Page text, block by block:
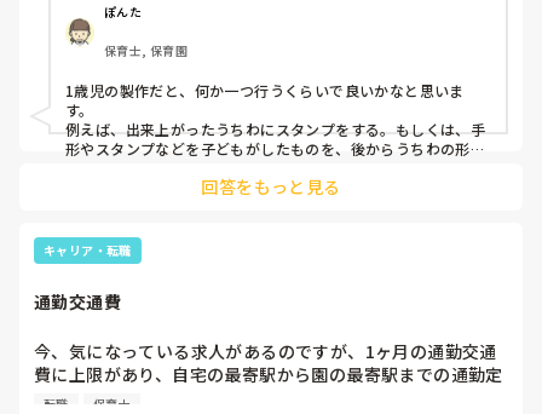
ぽんた
保育士, 保育園
1歳児の製作だと、何か一つ行うくらいで良いかなと思いま
す。
例えば、出来上がったうちわにスタンプをする。もしくは、手
形やスタンプなどを子どもがしたものを、後からうちわの形に
雨遊び、氷遊び、など間食遊びをたくさん行っています。
す！いつもと違うおもちゃ、室内に興味津々です！
回答をもっと見る
キャリア・転職
通勤交通費
今、気になっている求人があるのですが、1ヶ月の通勤交通
費に上限があり、自宅の最寄駅から園の最寄駅までの通勤定
期代が5,000円ほどオーバーします
転職 保育士